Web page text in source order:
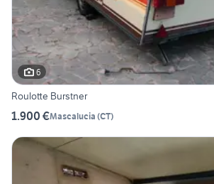
6
Roulotte Burstner
1.900 €Mascalucia (CT)